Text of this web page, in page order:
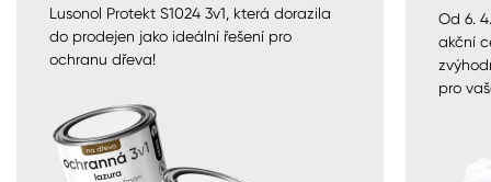
Lusonol Protekt S1024 3v1, která dorazila
do prodejen jako ideální řešení pro
ochranu dřeva!
Od 6.
akční
pro